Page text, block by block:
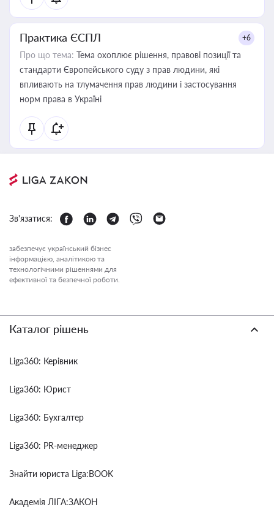
Практика ЄСПЛ +6
Про що тема: Тема охоплює рішення, правові позиції та
стандарти Європейського суду з прав людини, які
впливають на тлумачення прав людини і застосування
норм права в Україні
Зв'язатися:
забезпечує український бізнес
інформацією, аналітикою та
технологічними рішеннями для
ефективної та безпечної роботи.
Каталог рішень
Liga360: Керівник
Liga360: Юрист
Liga360: Бухгалтер
Liga360: PR-менеджер
Знайти юриста Liga:BOOK
Академія ЛІГА:ЗАКОН